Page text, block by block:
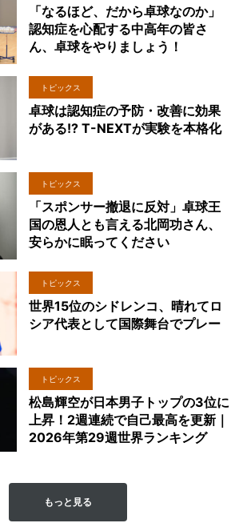
「なるほど、だから卓球なのか」
認知症を心配する中高年の皆さ
ん、卓球をやりましょう！
トピックス
卓球は認知症の予防・改善に効果
がある!? T-NEXTが実験を本格化
トピックス
「スポンサー撤退に反対」卓球王
国の恩人とも言える北岡功さん、
安らかに眠ってください
トピックス
世界15位のシドレンコ、晴れてロ
シア代表として国際舞台でプレー
トピックス
松島輝空が日本男子トップの3位に
上昇！2週連続で自己最高を更新｜
2026年第29週世界ランキング
もっと見る